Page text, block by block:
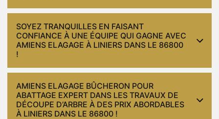
SOYEZ TRANQUILLES EN FAISANT
CONFIANCE À UNE ÉQUIPE QUI GAGNE AVEC
AMIENS ELAGAGE À LINIERS DANS LE 86800
!
AMIENS ELAGAGE BÛCHERON POUR
ABATTAGE EXPERT DANS LES TRAVAUX DE
DÉCOUPE D’ARBRE À DES PRIX ABORDABLES
À LINIERS DANS LE 86800 !